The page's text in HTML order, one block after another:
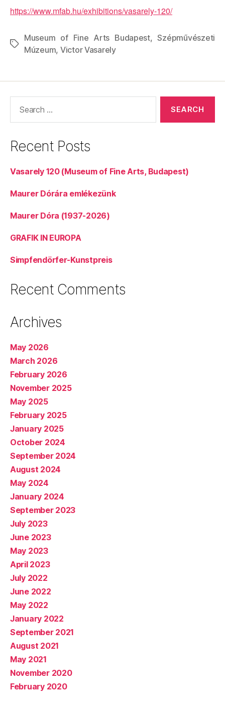
https://www.mfab.hu/exhibitions/vasarely-120/
Tags
Museum of Fine Arts Budapest,Szépművészeti
Múzeum, Victor Vasarely
Recent Posts
Vasarely 120 (Museum of Fine Arts, Budapest)
Maurer Dórára emlékezünk
Maurer Dóra (1937-2026)
GRAFIK IN EUROPA
Simpfendörfer-Kunstpreis
Recent Comments
Archives
May 2026
March 2026
February 2026
November 2025
May 2025
February 2025
January 2025
October 2024
September 2024
August 2024
May 2024
January 2024
September 2023
July 2023
June 2023
May 2023
April 2023
July 2022
June 2022
May 2022
January 2022
September 2021
August 2021
May 2021
November 2020
February 2020